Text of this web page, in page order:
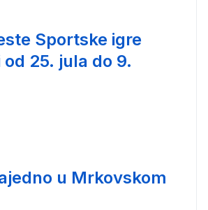
Sportske igre
25. jula do 9.
u Mrkovskom